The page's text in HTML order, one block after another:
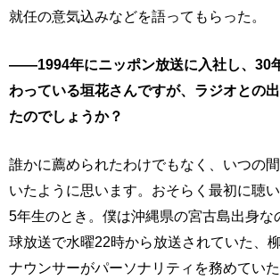
就任の意気込みなどを語ってもらった。
――1994年にニッポン放送に入社し、30
わっている垣花さんですが、ラジオとの
たのでしょうか？
誰かに薦められたわけでもなく、いつの
いたように思います。おそらく最初に聴
5年生のとき。僕は沖縄県の宮古島出身な
球放送で水曜22時から放送されていた、
ナウンサーがパーソナリティを務めてい